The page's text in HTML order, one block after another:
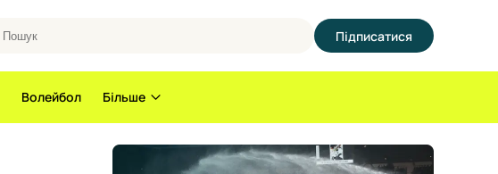
Підписатися
Волейбол Більше